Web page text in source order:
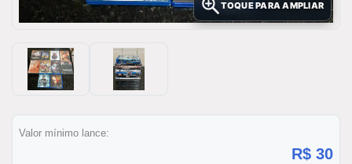
TOQUE PARA AMPLIAR
Valor mínimo lance:
R$ 30